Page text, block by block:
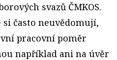
svazů ČMKOS.
často neuvědomují,
pracovní poměr
například ani na úvěr